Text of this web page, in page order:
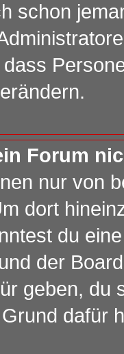
schon
Forum
nur von
dort
du
der
geben, du
dafür